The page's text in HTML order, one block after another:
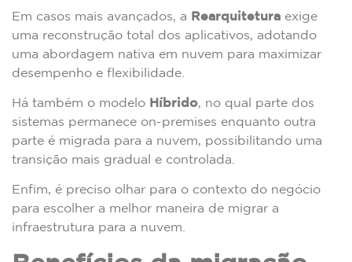
Em casos mais avançados, a Rearquitetura exige
uma reconstrução total dos aplicativos, adotando
uma abordagem nativa em nuvem para maximizar
desempenho e flexibilidade.
Há também o modelo Híbrido, no qual parte dos
sistemas permanece on-premises enquanto outra
parte é migrada para a nuvem, possibilitando uma
transição mais gradual e controlada.
Enfim, é preciso olhar para o contexto do negócio
para escolher a melhor maneira de migrar a
infraestrutura para a nuvem.